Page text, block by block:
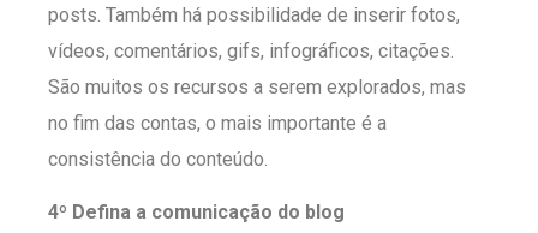
posts. Também há possibilidade de inserir fotos,
vídeos, comentários, gifs, infográficos, citações.
São muitos os recursos a serem explorados, mas
no fim das contas, o mais importante é a
consistência do conteúdo.
4º Defina a comunicação do blog